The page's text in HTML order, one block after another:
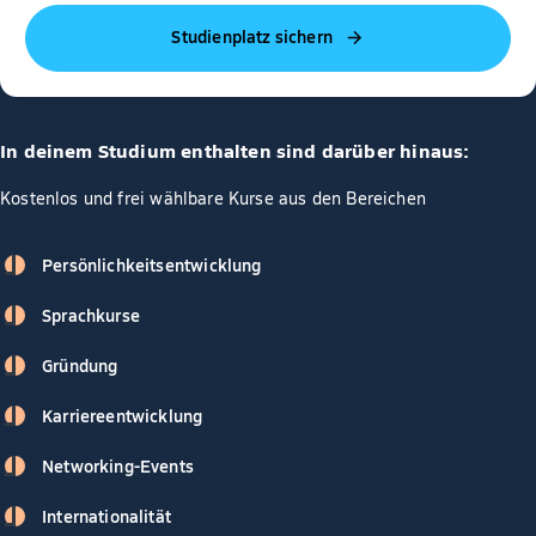
Studienplatz sichern
In deinem Studium enthalten sind darüber hinaus:
Kostenlos und frei wählbare Kurse aus den Bereichen
Persönlichkeitsentwicklung
Sprachkurse
Gründung
Karriereentwicklung
Networking-Events
Internationalität